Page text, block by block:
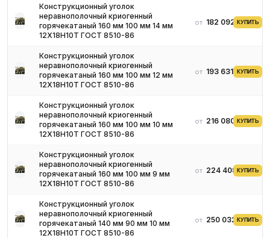
Конструкционный уголок
неравнополочный криогенный
горячекатаный 160 мм 100 мм 14 мм
12Х18Н10Т ГОСТ 8510-86
от 182 092 ₽КУПИТЬ
Конструкционный уголок
неравнополочный криогенный
горячекатаный 160 мм 100 мм 12 мм
12Х18Н10Т ГОСТ 8510-86
от 193 631 ₽КУПИТЬ
Конструкционный уголок
неравнополочный криогенный
горячекатаный 160 мм 100 мм 10 мм
12Х18Н10Т ГОСТ 8510-86
от 216 080 ₽КУПИТЬ
Конструкционный уголок
неравнополочный криогенный
горячекатаный 160 мм 100 мм 9 мм
12Х18Н10Т ГОСТ 8510-86
от 224 408 ₽КУПИТЬ
Конструкционный уголок
неравнополочный криогенный
горячекатаный 140 мм 90 мм 10 мм
12Х18Н10Т ГОСТ 8510-86
от 250 032 ₽КУПИТЬ